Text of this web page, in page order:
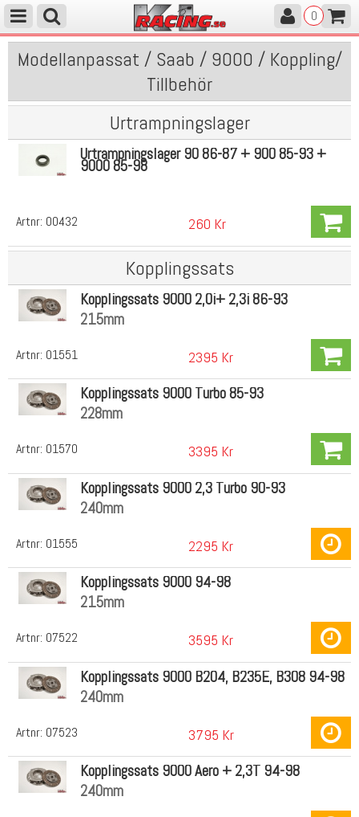
0
Modellanpassat / Saab / 9000 / Koppling/
Tillbehör
Urtrampningslager
Artnr: 00432
Urtrampningslager 90 86-87 + 900 85-93 +
9000 85-98
260 Kr
Kopplingssats
Artnr: 01551
Kopplingssats 9000 2,0i+ 2,3i 86-93
215mm
2395 Kr
Artnr: 01570
Kopplingssats 9000 Turbo 85-93
228mm
3395 Kr
Artnr: 01555
Kopplingssats 9000 2,3 Turbo 90-93
240mm
2295 Kr
Artnr: 07522
Kopplingssats 9000 94-98
215mm
3595 Kr
Artnr: 07523
Kopplingssats 9000 B204, B235E, B308 94-98
240mm
3795 Kr
Kopplingssats 9000 Aero + 2,3T 94-98
240mm